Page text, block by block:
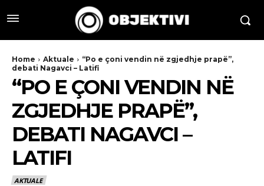
Home Aktuale
“Po e çoni vendin në zgjedhje prapë”,
debati Nagavci – Latifi
“PO E ÇONI VENDIN NË
ZGJEDHJE PRAPË”,
DEBATI NAGAVCI –
LATIFI
AKTUALE